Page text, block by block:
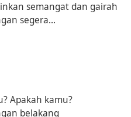
semangat dan gairah
segera...
Apakah kamu?
belakang